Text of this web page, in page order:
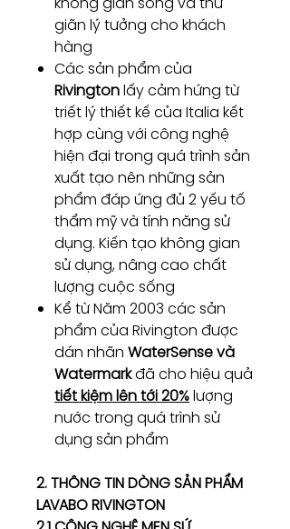
giãn lý tưởng cho khách
hàng
Các sản phẩm của
Rivingtonlấy cảm hứng từ
triết lý thiết kế của Italia kết
hợp cùng với công nghệ
hiện đại trong quá trình sản
xuất tạo nên những sản
phẩm đáp ứng đủ 2 yếu tố
thẩm mỹ và tính năng sử
dụng. Kiến tạo không gian
sử dụng, nâng cao chất
lượng cuộc sống
Kể từ Năm 2003 các sản
phẩm của Rivington được
dán nhãn WaterSense và
Watermarkđã cho hiệu quả
tiết kiệm lên tới 20%lượng
nước trong quá trình sử
dụng sản phẩm
2. THÔNG TIN DÒNG SẢN PHẨM
LAVABO RIVINGTON